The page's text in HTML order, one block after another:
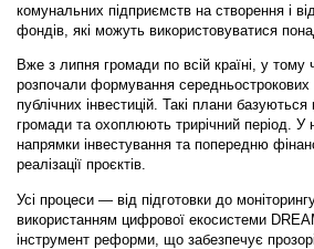
комунальних підприємств на створення і
фондів, які можуть використовуватися
Вже з липня громади по всій країні, у тому
розпочали формування середньострокових
публічних інвестицій. Такі плани базуються
громади та охоплюють трирічний період. У
напрямки інвестування та попередню
реалізації проєктів.
Усі процеси — від підготовки до
використанням цифрової екосистеми
інструмент реформи, що забезпечує